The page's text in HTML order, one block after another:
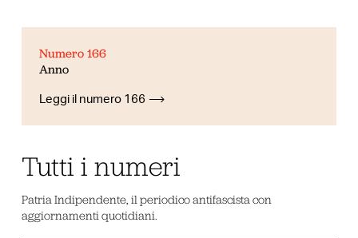
Numero 166
Anno
Leggi il numero 166
Tutti i numeri
Patria Indipendente, il periodico antifascista con
aggiornamenti quotidiani.